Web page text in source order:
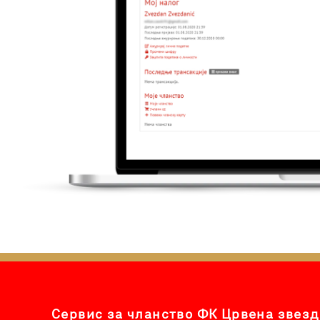
Сервис за чланство ФК Црвена